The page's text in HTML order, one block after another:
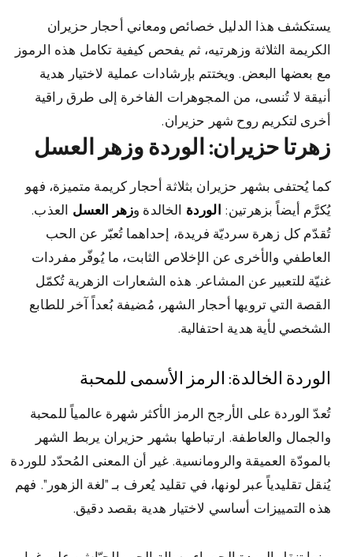
يستكشف هذا الدليل خصائص ومعاني أحجار حزيران
الكريمة الثلاثة وزهرتيه، ثم يفحص كيفية تكامل هذه الرموز
مع بعضها البعض. ويختتم بإرشادات عملية لاختيار هدية
أنيقة لا تُنسى، من المجوهرات الفاخرة إلى طرق راقية
أخرى لتكريم روح شهر حزيران.
زهرتا حزيران: الوردة وزهر العسل
كما يُحتفى بشهر حزيران بثلاثة أحجار كريمة متميزة، فهو
يُكرَّم أيضاً بزهرتين:الوردةالخالدة و زهر العسلالعذب.
تُقدّم كل زهرة سرديّة فريدة، إحداهما تُعبّر عن الحب
العاطفي والأخرى عن الإخلاص الثابت، ما يُوفّر مفردات
غنيّة للتعبير عن المشاعر. هذه الشعارات الزهرية تُكمّل
القصة التي ترويها أحجار الشهر، مُضيفة بُعداً آخر للطابع
الشخصي لأية هدية احتفالية.
الوردة الخالدة: الرمز الأسمى للمحبة
تُعدّ الوردة على الأرجح الرمز الأكثر شهرة عالمياً للمحبة
والجمال والعاطفة. ارتباطها بشهر حزيران يربط الشهر
بالمودّة العميقة والرومانسية. غير أن المعنى المُحدّد للوردة
يُنقل تقليدياً عبر لونها، في تقليد يُعرف بـ "لغة الزهور". فهم
هذه التمييزات أساسي لاختيار هدية بقصد دقيق.